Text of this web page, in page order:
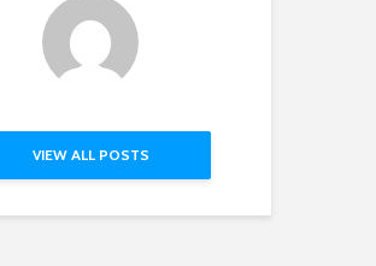
VIEW ALL POSTS